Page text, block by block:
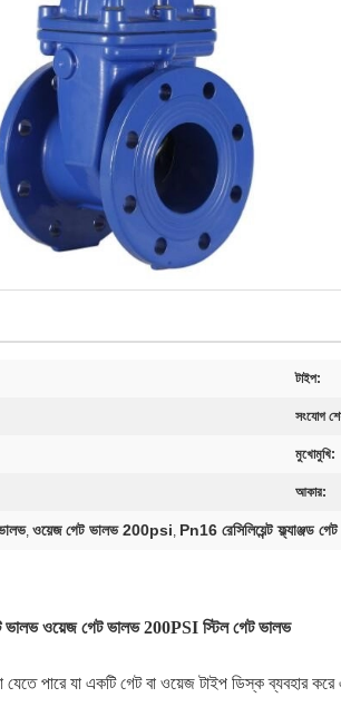
টাইপ:
সংযোগ
মুখোমুখি:
আকার:
, ওয়েজ গেট ভালভ 200psi, Pn16 রেসিলিয়েন্ট ফ্ল্যাঞ্জড
ভালভ ওয়েজ গেট ভালভ 200PSI স্টিল গেট ভালভ
পারে যা একটি গেট বা ওয়েজ টাইপ ডিস্ক ব্যবহার